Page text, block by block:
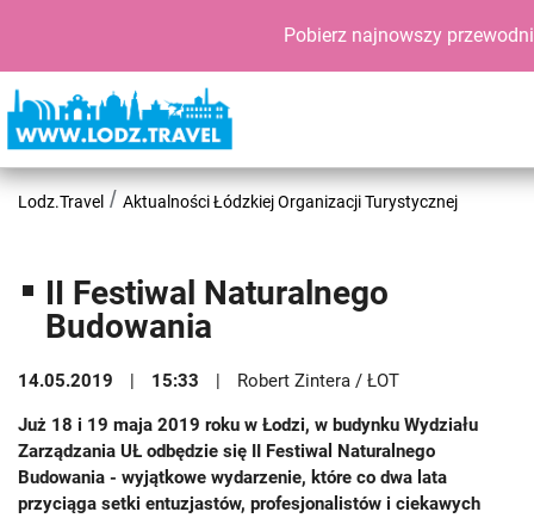
Pobierz najnowszy
Lodz.Travel Aktualności Łódzkiej Organizacji Turystycznej
II Festiwal Naturalnego
Budowania
14.05.2019 15:33 Robert Zintera / ŁOT
Już 18 i 19 maja 2019 roku w Łodzi, w budynku Wydziału
Zarządzania UŁ odbędzie się II Festiwal Naturalnego
Budowania - wyjątkowe wydarzenie, które co dwa lata
przyciąga setki entuzjastów, profesjonalistów i ciekawych